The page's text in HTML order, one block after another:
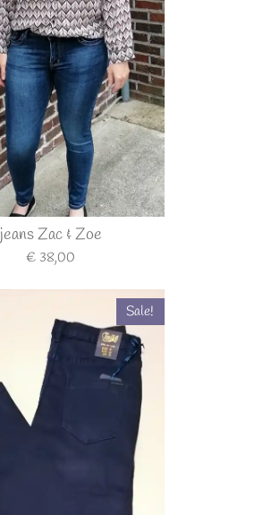
jeans Zac & Zoe
€ 38,00
Sale!